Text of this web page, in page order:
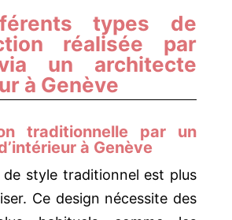
types de
réalisée par
un architecte
à Genève
traditionnelle par un
à Genève
style traditionnel est plus
Ce design nécessite des